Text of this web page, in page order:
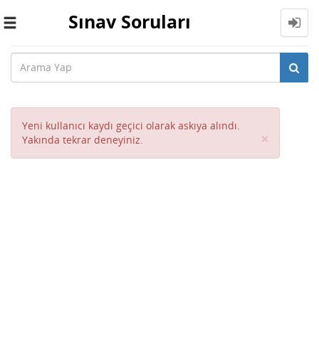
Toggle
Sınav Soruları
Yeni kullanıcı kaydı geçici olarak askıya alındı.
Yakında tekrar deneyiniz.
×